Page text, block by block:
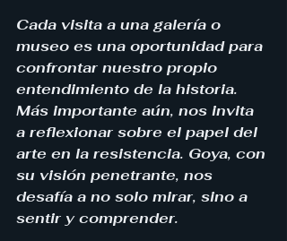
Cada visita a una galería o
museo es una oportunidad para
confrontar nuestro propio
entendimiento de la historia.
Más importante aún, nos invita
a reflexionar sobre el papel del
arte en la resistencia. Goya, con
su visión penetrante, nos
desafía a no solo mirar, sino a
sentir y comprender.